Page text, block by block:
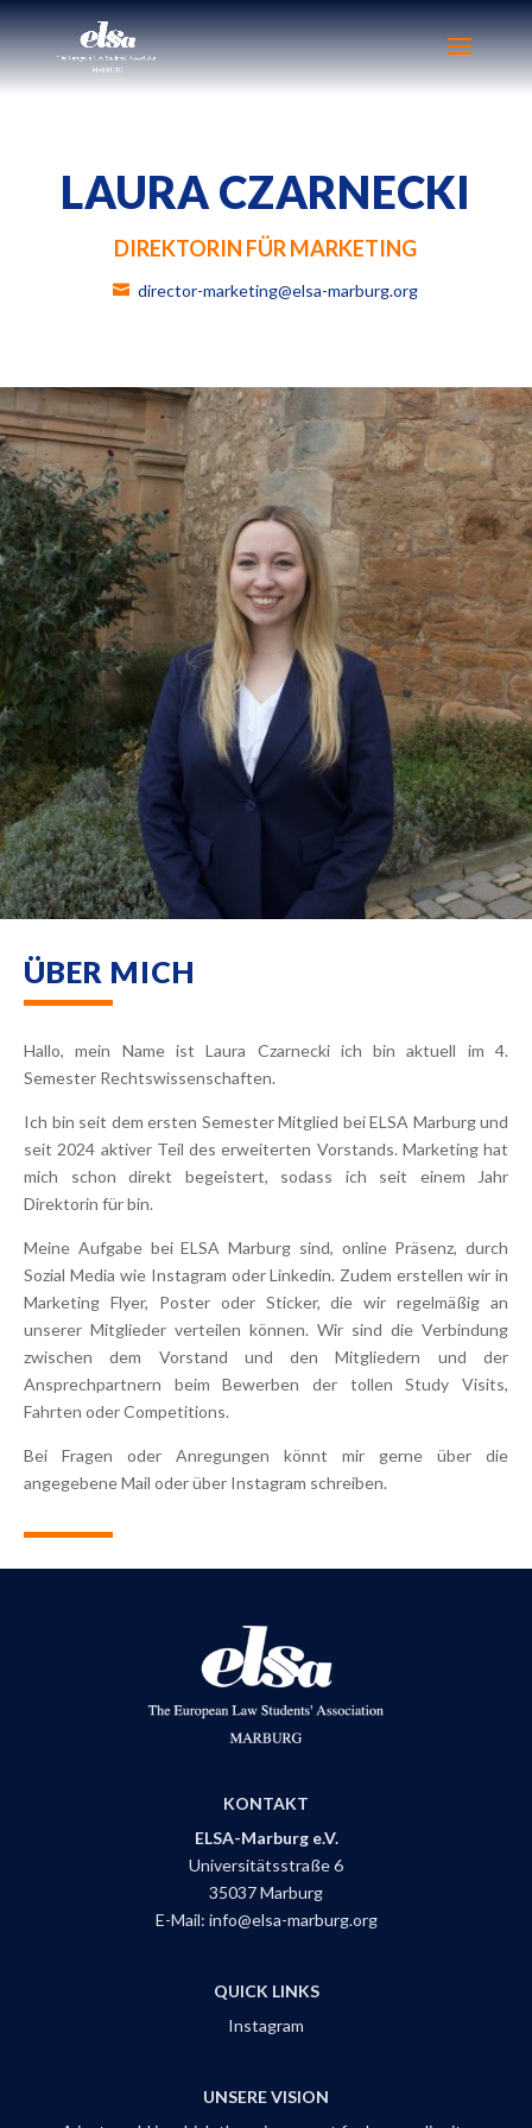
LAURA CZARNECKI
DIREKTORIN FÜR MARKETING
director-marketing@elsa-marburg.org
ÜBER MICH
Hallo, mein Name ist Laura Czarnecki ich bin aktuell im 4.
Semester Rechtswissenschaften.
Ich bin seit dem ersten Semester Mitglied bei ELSA Marburg und
seit 2024 aktiver Teil des erweiterten Vorstands. Marketing hat
mich schon direkt begeistert, sodass ich seit einem Jahr
Direktorin für bin.
Meine Aufgabe bei ELSA Marburg sind, online Präsenz, durch
Sozial Media wie Instagram oder Linkedin. Zudem erstellen wir in
Marketing Flyer, Poster oder Sticker, die wir regelmäßig an
unserer Mitglieder verteilen können. Wir sind die Verbindung
zwischen dem Vorstand und den Mitgliedern und der
Ansprechpartnern beim Bewerben der tollen Study Visits,
Fahrten oder Competitions.
Bei Fragen oder Anregungen könnt mir gerne über die
angegebene Mail oder über Instagram schreiben.
KONTAKT
ELSA-Marburg e.V.
Universitätsstraße 6
35037 Marburg
E-Mail: info@elsa-marburg.org
QUICK LINKS
Instagram
UNSERE VISION